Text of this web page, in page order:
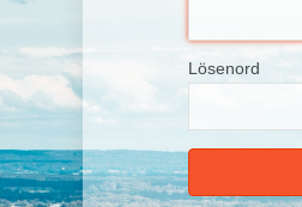
Lösenord